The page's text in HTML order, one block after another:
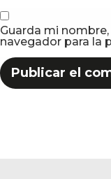
Guarda mi
navegador para la